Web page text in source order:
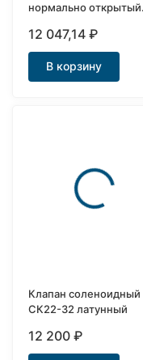
нормально открытый
12 047,14₽
В корзину
Клапан соленоидный
СК22-32 латунный
12 200₽